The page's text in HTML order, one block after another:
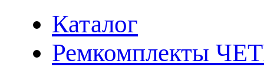
Каталог
Ремкомплекты